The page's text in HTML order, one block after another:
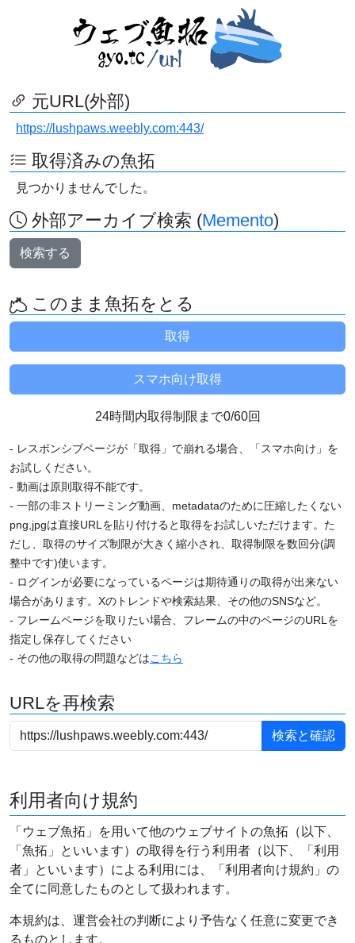
元URL(外部)
https://lushpaws.weebly.com:443/
取得済みの魚拓
見つかりませんでした。
外部アーカイブ検索 (Memento)
検索する
このまま魚拓をとる
24時間内取得制限まで0/60回
- レスポンシブページが「取得」で崩れる場合、「スマホ向け」を
お試しください。
- 動画は原則取得不能です。
- 一部の非ストリーミング動画、metadataのために圧縮したくない
png,jpgは直接URLを貼り付けると取得をお試しいただけます。た
だし、取得のサイズ制限が大きく縮小され、取得制限を数回分(調
整中です)使います。
- ログインが必要になっているページは期待通りの取得が出来ない
場合があります。Xのトレンドや検索結果、その他のSNSなど。
- フレームページを取りたい場合、フレームの中のページのURLを
指定し保存してください
- その他の取得の問題などはこちら
URLを再検索
利用者向け規約
「ウェブ魚拓」を用いて他のウェブサイトの魚拓（以下、
「魚拓」といいます）の取得を行う利用者（以下、「利用
者」といいます）による利用には、「利用者向け規約」の
全てに同意したものとして扱われます。
本規約は、運営会社の判断により予告なく任意に変更でき
るものとします。